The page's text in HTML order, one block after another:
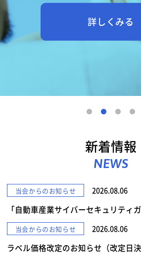
詳しくみる
新着情報
NEWS
当会からのお知らせ 2026.08.06
「自動車産業サイバーセキュリティ
当会からのお知らせ 2026.08.06
ラベル価格改定のお知らせ（改定日決